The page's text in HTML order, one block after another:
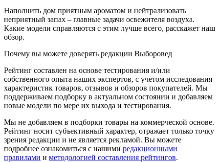
Наполнить дом приятным ароматом и нейтрализовать
неприятный запах – главные задачи освежителя воздуха.
Какие модели справляются с этим лучше всего, расскажет наш
обзор.
Почему вы можете доверять редакции Выборовед
Рейтинг составлен на основе тестирования и/или
собственного опыта наших экспертов, с учетом исследования
характеристик товаров, отзывов и обзоров покупателей. Мы
поддерживаем подборку в актуальном состоянии и добавляем
новые модели по мере их выхода и тестирования.
Мы не добавляем в подборки товары на коммерческой основе.
Рейтинг носит субъективный характер, отражает только точку
зрения редакции и не является рекламой. Вы можете
подробнее ознакомиться с нашими редакционными
правилами и методологией составления рейтингов.